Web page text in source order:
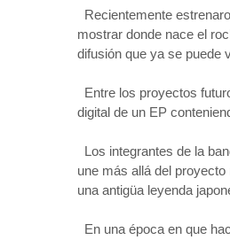
Recientemente
mostrar donde nace el
difusión que ya se puede
Entre los proyectos
digital de un EP
Los integrantes de la
une más allá del
una antigüa leyenda
En una época en que